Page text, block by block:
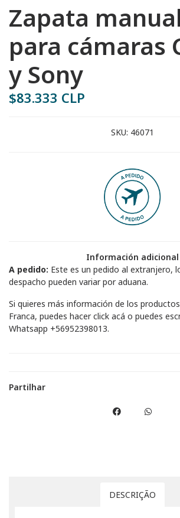
Zapata
para cámaras
y Sony
$83.333 CLP
SKU: 46071
Información adicional
A pedido: Este es un pedido al extranjero,
despacho pueden variar por aduana.
Si quieres más información de los
Franca, puedes hacerclick acá o puedes
Whatsapp +56952398013.
Partilhar
DESCRIÇÃO